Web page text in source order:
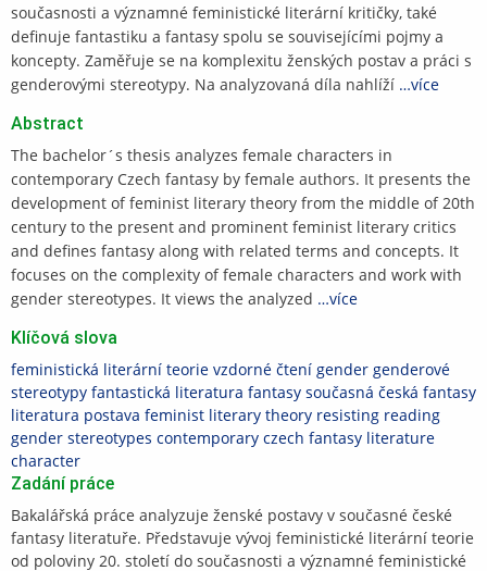
současnosti a významné feministické literární kritičky, také
definuje fantastiku a fantasy spolu se souvisejícími pojmy a
koncepty. Zaměřuje se na komplexitu ženských postav a práci s
genderovými stereotypy. Na analyzovaná díla nahlíží …více
Abstract
The bachelor´s thesis analyzes female characters in
contemporary Czech fantasy by female authors. It presents the
development of feminist literary theory from the middle of 20th
century to the present and prominent feminist literary critics
and defines fantasy along with related terms and concepts. It
focuses on the complexity of female characters and work with
gender stereotypes. It views the analyzed …více
Klíčová slova
feministická literární teorie vzdorné čtení gender genderové
stereotypy fantastická literatura fantasy současná česká fantasy
literatura postava feminist literary theory resisting reading
gender stereotypes contemporary czech fantasy literature
character
Zadání práce
Bakalářská práce analyzuje ženské postavy v současné české
fantasy literatuře. Představuje vývoj feministické literární teorie
od poloviny 20. století do současnosti a významné feministické